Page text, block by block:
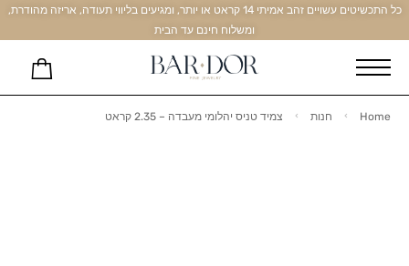
כל התכשיטים עשויים זהב אמיתי 14 קראט או יותר, ומגיעים בליווי תעודה, אריזה מהודרת,
ומשלוח חינם עד הבית
Home חנות צמיד טניס יהלומי מעבדה – 2.35 קראט